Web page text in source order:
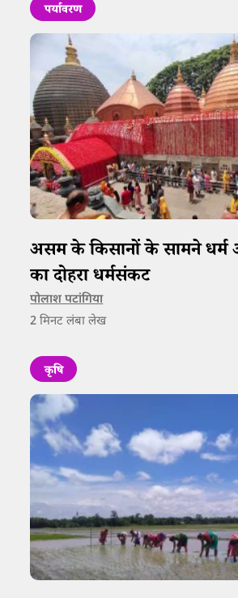
पर्यावरण
असम के किसानों के सामने
का दोहरा धर्मसंकट
पोलाश पटांगिया
2 मिनट लंबा लेख
कृषि